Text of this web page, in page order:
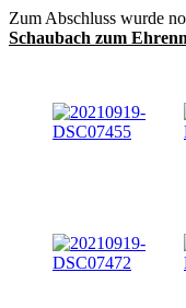
Zum Abschluss wurde
Schaubach zum